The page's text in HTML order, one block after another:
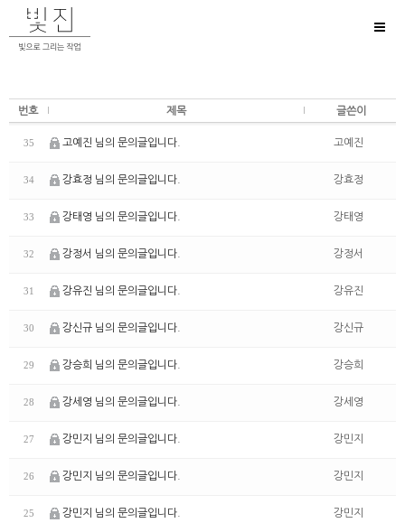
번호 제목 글쓴이
35 고예진 님의 문의글입니다. 고예진
34 강효정 님의 문의글입니다. 강효정
33 강태영 님의 문의글입니다. 강태영
32 강정서 님의 문의글입니다. 강정서
31 강유진 님의 문의글입니다. 강유진
30 강신규 님의 문의글입니다. 강신규
29 강승희 님의 문의글입니다. 강승희
28 강세영 님의 문의글입니다. 강세영
27 강민지 님의 문의글입니다. 강민지
26 강민지 님의 문의글입니다. 강민지
25 강민지 님의 문의글입니다. 강민지